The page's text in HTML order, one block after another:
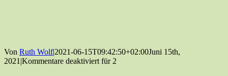
Von Ruth Wolf|2021-06-15T09:42:50+02:00Juni 15th,
2021|Kommentare deaktiviertfür 2